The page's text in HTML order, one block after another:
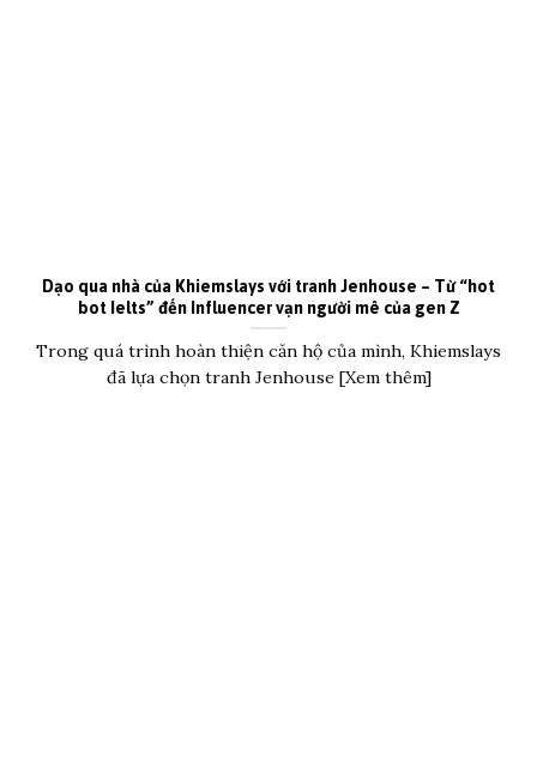
Dạo qua nhà của Khiemslays với tranh Jenhouse – Từ “hot
bot Ielts” đến Influencer vạn người mê của gen Z
Trong quá trình hoàn thiện căn hộ của mình, Khiemslays
đã lựa chọn tranh Jenhouse [Xem thêm]